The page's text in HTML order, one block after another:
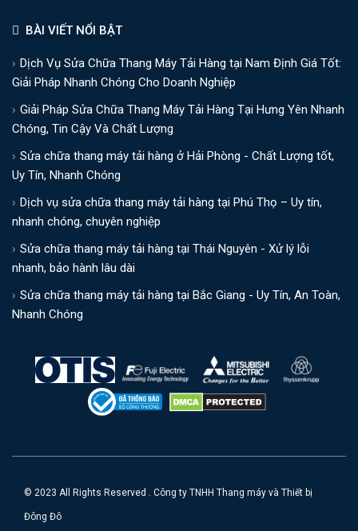
BÀI VIẾT NỔI BẬT
Dịch Vụ Sửa Chữa Thang Máy Tải Hàng tại Nam Định Giá Tốt:
Giải Pháp Nhanh Chóng Cho Doanh Nghiệp
Giải Pháp Sửa Chữa Thang Máy Tải Hàng Tại Hưng Yên Nhanh
Chóng, Tin Cậy Và Chất Lượng
Sửa chữa thang máy tải hàng ở Hải Phòng - Chất Lượng tốt,
Uy Tín, Nhanh Chóng
Dịch vụ sửa chữa thang máy tải hàng tại Phú Thọ – Uy tín,
nhanh chóng, chuyên nghiệp
Sửa chữa thang máy tải hàng tại Thái Nguyên - Xử lý lỗi
nhanh, bảo hành lâu dài
Sửa chữa thang máy tải hàng tại Bắc Giang - Uy Tín, An Toàn,
Nhanh Chóng
© 2023 All Rights Reserved . Công ty TNHH Thang máy và Thiết bị
Đông Đô